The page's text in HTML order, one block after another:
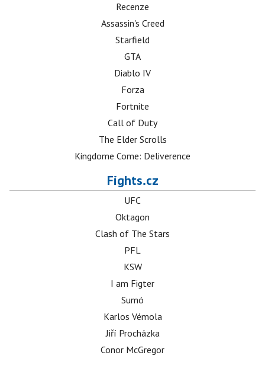
Recenze
Assassin's Creed
Starfield
GTA
Diablo IV
Forza
Fortnite
Call of Duty
The Elder Scrolls
Kingdome Come: Deliverence
Fights.cz
UFC
Oktagon
Clash of The Stars
PFL
KSW
I am Figter
Sumó
Karlos Vémola
Jiří Procházka
Conor McGregor